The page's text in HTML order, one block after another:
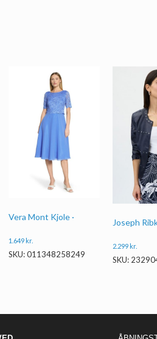
Vera Mont Kjole ·
1.649kr.
SKU: 011348258249
Joseph
2.299kr.
SKU: